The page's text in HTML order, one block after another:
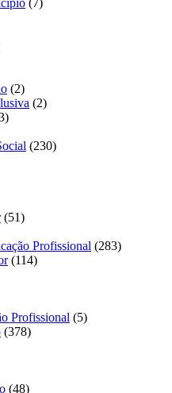
(2)
(2)
(230)
(51)
Profissional (283)
(114)
Profissional (5)
(378)
(48)